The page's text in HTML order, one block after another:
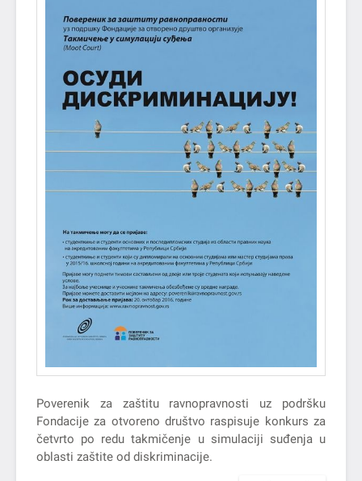
Poverenik za zaštitu ravnopravnosti uz podršku
Fondacije za otvoreno društvo raspisuje konkurs za
četvrto po redu takmičenje u simulaciji suđenja u
oblasti zaštite od diskriminacije.